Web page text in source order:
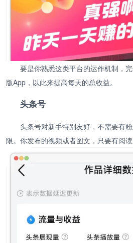
要是你熟悉这类平台的运作机制，
版App，以此来提高每天的总收益。
头条号
头条号对新手特别友好，不需要有
限。你发布的视频或者图文，只要有阅读